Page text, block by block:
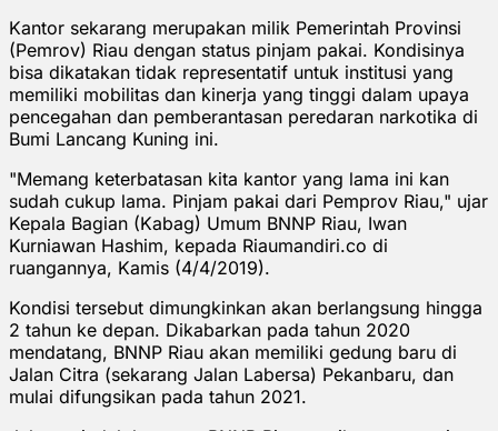
Kantor sekarang merupakan milik Pemerintah Provinsi
(Pemrov) Riau dengan status pinjam pakai. Kondisinya
bisa dikatakan tidak representatif untuk institusi yang
memiliki mobilitas dan kinerja yang tinggi dalam upaya
pencegahan dan pemberantasan peredaran narkotika di
Bumi Lancang Kuning ini.
"Memang keterbatasan kita kantor yang lama ini kan
sudah cukup lama. Pinjam pakai dari Pemprov Riau," ujar
Kepala Bagian (Kabag) Umum BNNP Riau, Iwan
Kurniawan Hashim, kepada Riaumandiri.co di
ruangannya, Kamis (4/4/2019).
Kondisi tersebut dimungkinkan akan berlangsung hingga
2 tahun ke depan. Dikabarkan pada tahun 2020
mendatang, BNNP Riau akan memiliki gedung baru di
Jalan Citra (sekarang Jalan Labersa) Pekanbaru, dan
mulai difungsikan pada tahun 2021.